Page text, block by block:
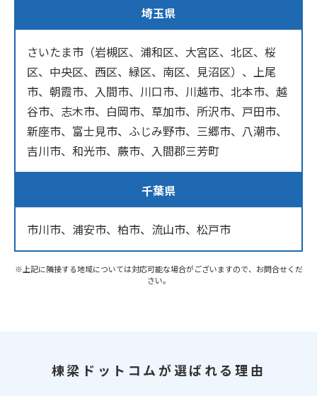
埼玉県
さいたま市（岩槻区、浦和区、大宮区、北区、桜
区、中央区、西区、緑区、南区、見沼区）、上尾
市、朝霞市、入間市、川口市、川越市、北本市、越
谷市、志木市、白岡市、草加市、所沢市、戸田市、
新座市、富士見市、ふじみ野市、三郷市、八潮市、
吉川市、和光市、蕨市、入間郡三芳町
千葉県
市川市、浦安市、柏市、流山市、松戸市
※上記に隣接する地域については対応可能な場合がございますので、お問合せくだ
さい。
棟梁ドットコムが選ばれる理由